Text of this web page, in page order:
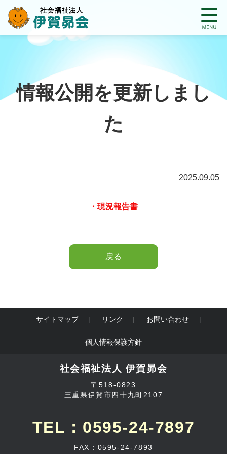
情報公開を更新しまし
た
2025.09.05
・現況報告書
戻る
サイトマップ リンク お問い合わせ
個人情報保護方針
社会福祉法人 伊賀昴会
〒518-0823
三重県伊賀市四十九町2107
TEL：0595-24-7897
FAX：0595-24-7893